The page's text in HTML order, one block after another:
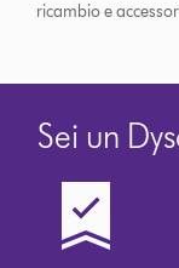
ricambio e
Sei un